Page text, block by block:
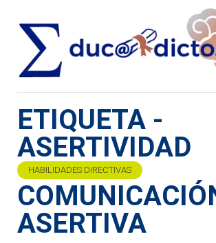
ETIQUETA -
ASERTIVIDAD
HABILIDADES DIRECTIVAS
ASERTIVA